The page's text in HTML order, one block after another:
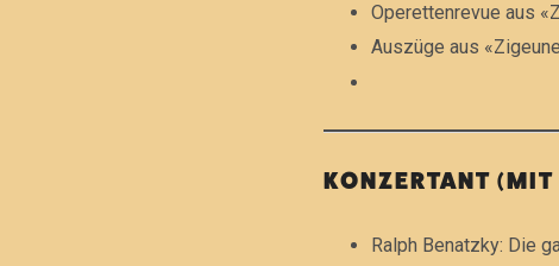
Operettenrevue aus
Auszüge aus
KONZERTANT (MIT
Ralph Benatzky: Die